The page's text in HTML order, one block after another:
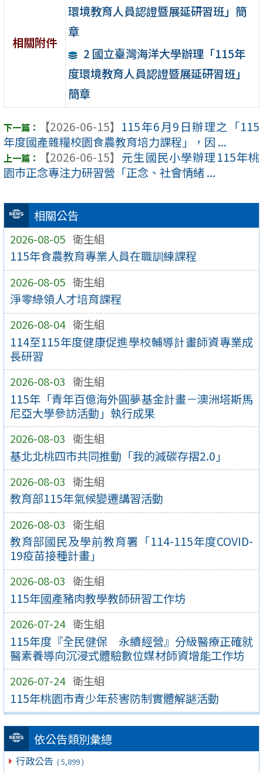
相關公告
2026-08-05 衛生組
115年食農教育專業人員在職訓練課程
2026-08-05 衛生組
淨零綠領人才培育課程
2026-08-04 衛生組
114至115年度健康促進學校輔導計畫師資專業成
長研習
2026-08-03 衛生組
115年「青年百億海外圓夢基金計畫－澳洲塔斯馬
尼亞大學參訪活動」執行成果
2026-08-03 衛生組
基北北桃四市共同推動「我的減碳存摺2.0」
2026-08-03 衛生組
教育部115年氣候變遷講習活動
2026-08-03 衛生組
教育部國民及學前教育署「114-115年度COVID-
19疫苗接種計畫」
2026-08-03 衛生組
115年國產豬肉教學教師研習工作坊
2026-07-24 衛生組
115年度『全民健保 永續經營』分級醫療正確就
醫素養導向沉浸式體驗數位媒材師資增能工作坊
2026-07-24 衛生組
115年桃園市青少年菸害防制實體解謎活動
依公告類別彙總
行政公告 ( 5,899 )
相關附件
環境教育人員認證暨展延研習班」簡
章
2 國立臺灣海洋大學辦理「115年
度環境教育人員認證暨展延研習班」
簡章
【2026-06-15】 115年6月9日辦理之「115
年度國產雜糧校園食農教育培力課程」，因 ...
【2026-06-15】 元生國民小學辦理115年桃
園市正念專注力研習營「正念、社會情緒 ...